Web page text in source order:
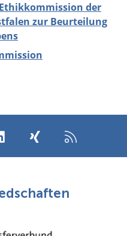
der
zur Beurteilung